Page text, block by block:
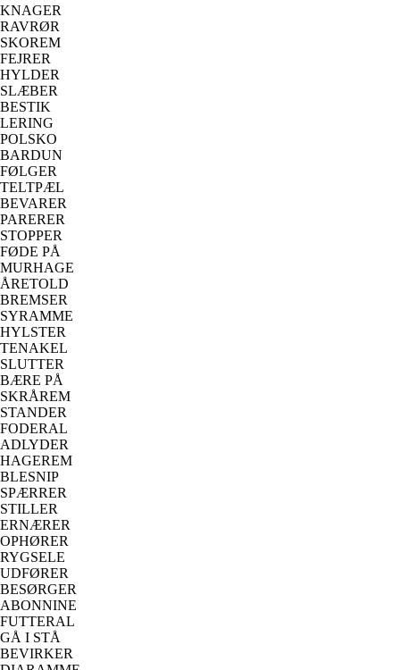
KNAGER
RAVRØR
SKOREM
FEJRER
HYLDER
SLÆBER
BESTIK
LERING
POLSKO
BARDUN
FØLGER
TELTPÆL
BEVARER
PARERER
STOPPER
FØDE PÅ
MURHAGE
ÅRETOLD
BREMSER
SYRAMME
HYLSTER
TENAKEL
SLUTTER
BÆRE PÅ
SKRÅREM
STANDER
FODERAL
ADLYDER
HAGEREM
BLESNIP
SPÆRRER
STILLER
ERNÆRER
OPHØRER
RYGSELE
UDFØRER
BESØRGER
ABONNINE
FUTTERAL
GÅ I STÅ
BEVIRKER